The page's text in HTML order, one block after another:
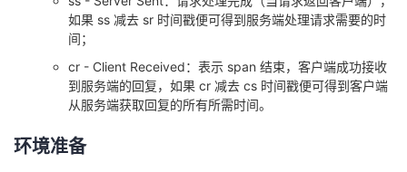
如果 ss 减去 sr 时间戳便可得到服务端处理请求需要的时
间；
cr - Client Received：表示 span 结束，客户端成功接收
到服务端的回复，如果 cr 减去 cs 时间戳便可得到客户端
从服务端获取回复的所有所需时间。
环境准备